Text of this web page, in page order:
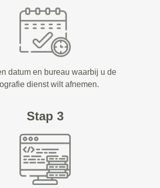
datum en bureau waarbij u de
dienst wilt afnemen.
Stap 3